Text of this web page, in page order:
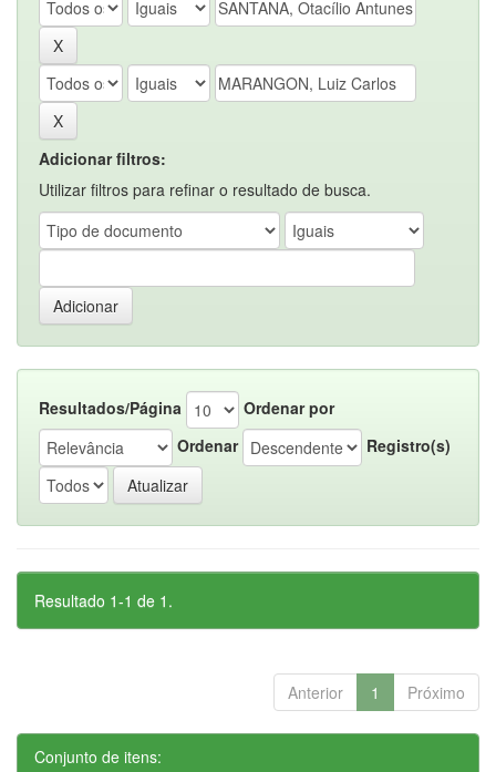
Adicionar filtros:
Utilizar filtros para refinar o resultado de busca.
Resultados/Página
Ordenar por
Ordenar
Registro(s)
Resultado 1-1 de 1.
Anterior 1 Próximo
Conjunto de itens: